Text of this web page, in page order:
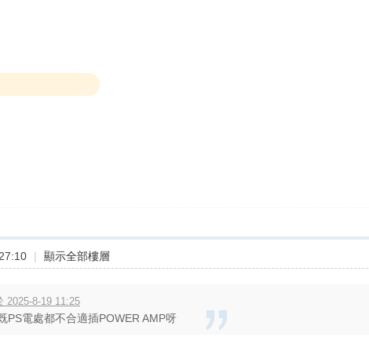
| 顯示全部樓層
2025-8-19 11:25
PS電處都不合適插POWER AMP呀